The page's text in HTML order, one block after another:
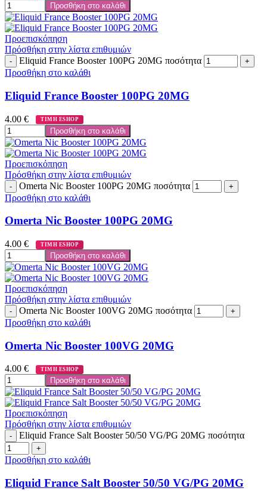
Προσθήκη στο καλάθι
Προεπισκόπηση
Πρόσθήκη στην λίστα επιθυμιών
Eliquid France Booster 100PG 20MG ποσότητα
Προσθήκη στο καλάθι
Eliquid France Booster 100PG 20MG
4.00 € ΤΙΜΗ ESHOP
Προσθήκη στο καλάθι
Προεπισκόπηση
Πρόσθήκη στην λίστα επιθυμιών
Omerta Nic Booster 100PG 20MG ποσότητα
Προσθήκη στο καλάθι
Omerta Nic Booster 100PG 20MG
4.00 € ΤΙΜΗ ESHOP
Προσθήκη στο καλάθι
Προεπισκόπηση
Πρόσθήκη στην λίστα επιθυμιών
Omerta Nic Booster 100VG 20MG ποσότητα
Προσθήκη στο καλάθι
Omerta Nic Booster 100VG 20MG
4.00 € ΤΙΜΗ ESHOP
Προσθήκη στο καλάθι
Προεπισκόπηση
Πρόσθήκη στην λίστα επιθυμιών
Eliquid France Salt Booster 50/50 VG/PG 20MG ποσότητα
Προσθήκη στο καλάθι
Eliquid France Salt Booster 50/50 VG/PG 20MG